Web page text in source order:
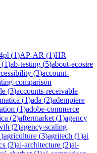
(1)AP-AR (1)HR
(1)ab-testing (5)about-ecosire
(3)account-
comparison
(3)accounts-receivable
(1)ada (2)adempiere
(1)adobe-commerce
(2)aftermarket (1)agency
(2)agency-scaling
)agriculture (3)agritech (1)ai
(2)ai-architecture (2)ai-